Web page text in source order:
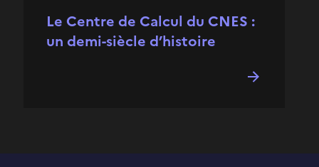
Le Centre de Calcul du CNES :
un demi-siècle d’histoire